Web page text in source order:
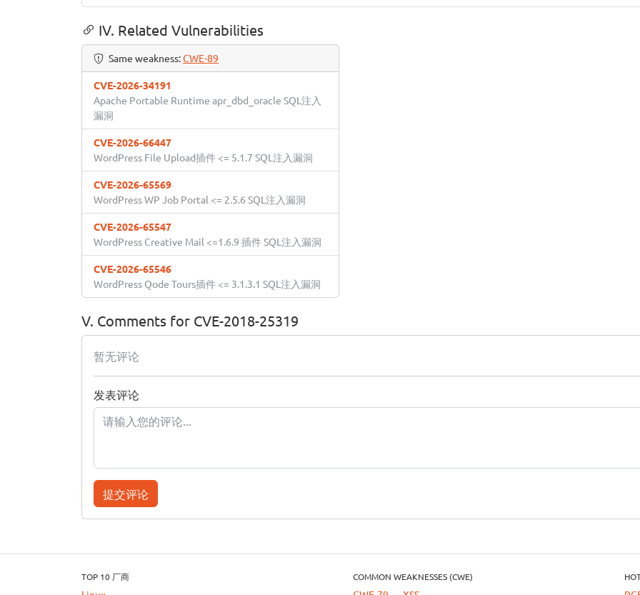
IV. Related Vulnerabilities
Same weakness:CWE-89
CVE-2026-34191
Apache Portable Runtime apr_dbd_oracle SQL注入
漏洞
CVE-2026-66447
WordPress File Upload插件 <= 5.1.7 SQL注入漏洞
CVE-2026-65569
WordPress WP Job Portal <= 2.5.6 SQL注入漏洞
CVE-2026-65547
WordPress Creative Mail <=1.6.9 插件 SQL注入漏洞
CVE-2026-65546
WordPress Qode Tours插件 <= 3.1.3.1 SQL注入漏洞
V. Comments for CVE-2018-25319
暂无评论
发表评论
提交评论
TOP 10 厂商 COMMON WEAKNESSES (CWE)